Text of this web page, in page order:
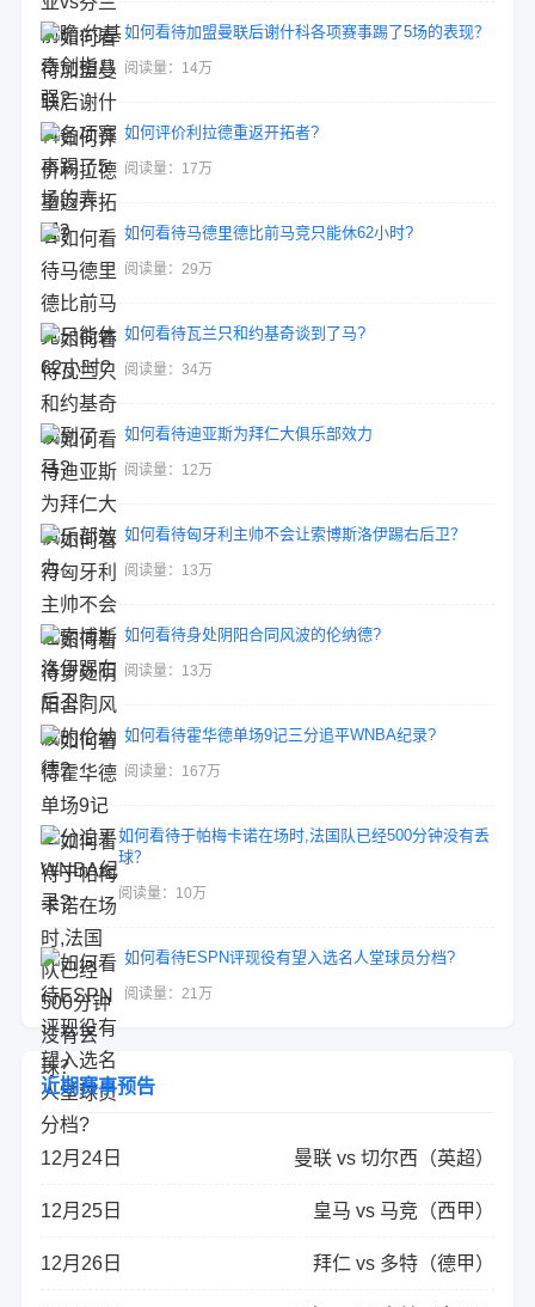
如何看待加盟曼联后谢什科各项赛事踢了5场的表现？
阅读量：14万
如何评价利拉德重返开拓者?
阅读量：17万
如何看待马德里德比前马竞只能休62小时?
阅读量：29万
如何看待瓦兰只和约基奇谈到了马?
阅读量：34万
如何看待迪亚斯为拜仁大俱乐部效力
阅读量：12万
如何看待匈牙利主帅不会让索博斯洛伊踢右后卫？
阅读量：13万
如何看待身处阴阳合同风波的伦纳德?
阅读量：13万
如何看待霍华德单场9记三分追平WNBA纪录?
阅读量：167万
如何看待于帕梅卡诺在场时,法国队已经500分钟没有丢
球？
阅读量：10万
如何看待ESPN评现役有望入选名人堂球员分档?
阅读量：21万
近期赛事预告
12月24日 曼联 vs 切尔西（英超）
12月25日 皇马 vs 马竞（西甲）
12月26日 拜仁 vs 多特（德甲）